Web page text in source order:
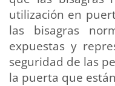
utilización en
las bisagras
expuestas y
seguridad de las
la puerta que